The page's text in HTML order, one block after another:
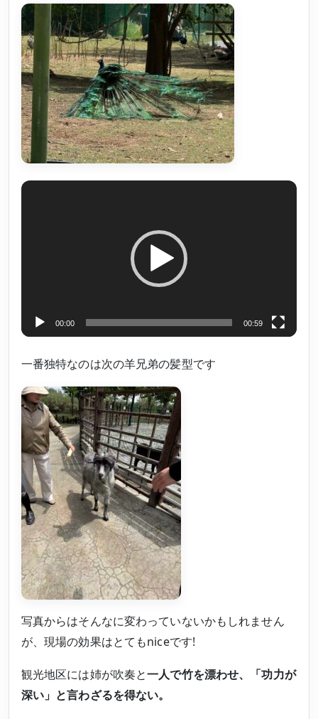
動
00:00 00:59
一番独特なのは次の羊兄弟の髪型です
写真からはそんなに変わっていないかもしれません
が、現場の効果はとてもniceです!
観光地区には姉が吹奏と一人で竹を漂わせ、「功力が
深い」と言わざるを得ない。